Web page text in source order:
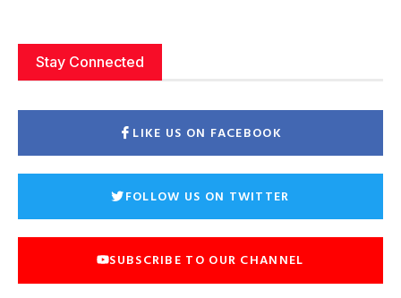
Stay Connected
LIKE US ON FACEBOOK
FOLLOW US ON TWITTER
SUBSCRIBE TO OUR CHANNEL